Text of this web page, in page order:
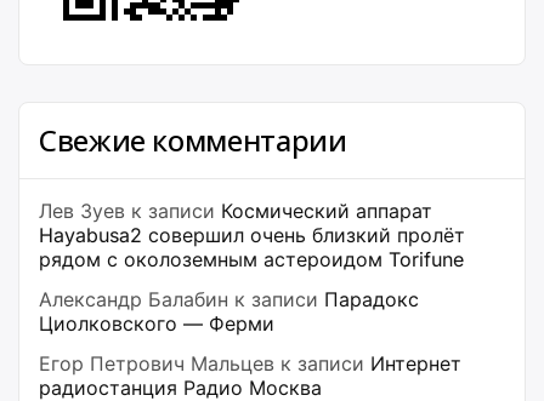
Свежие комментарии
Лев Зуев к записи Космический аппарат
Hayabusa2 совершил очень близкий пролёт
рядом с околоземным астероидом Torifune
Александр Балабин к записи Парадокс
Циолковского — Ферми
Егор Петрович Мальцев к записи Интернет
радиостанция Радио Москва